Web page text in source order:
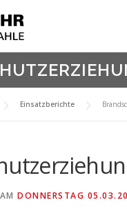
Einsatzberichte
DONNERSTAG